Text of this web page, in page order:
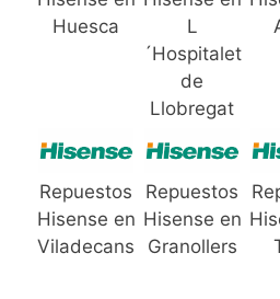
Huesca
L
´Hospitalet
de
Llobregat
Repuestos
Hisense en
Viladecans
Repuestos
Hisense en
Granollers